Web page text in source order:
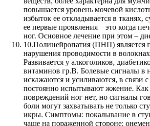
повышается уровень мочевой
избыток ее откладывается в тканях,
ее первые проявления – это когда
ног. Основное лечение при этом –
10.Полинейропатия (ПНП) является
нарушения проводимости в
Развивается у алкоголиков,
витаминов гр.В. Болевые сигналы в
искажаются и усиливаются, в связи
постоянно испытывают жжение. Как
повреждений ног нет, но сигналы
боли могут захватывать не только
икры. Симптомы: покалывание в
чаще на пораженной стороне;